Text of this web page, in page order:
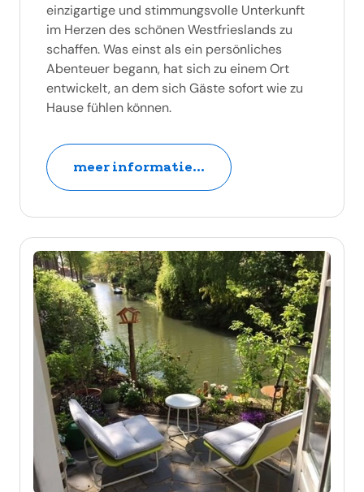
einzigartige und stimmungsvolle Unterkunft
im Herzen des schönen Westfrieslands zu
schaffen. Was einst als ein persönliches
Abenteuer begann, hat sich zu einem Ort
entwickelt, an dem sich Gäste sofort wie zu
Hause fühlen können.
meer informatie...